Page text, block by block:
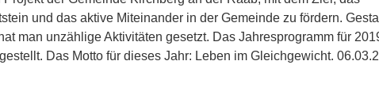
und das aktive Miteinander in der Gemeinde zu fördern.
man unzählige Aktivitäten gesetzt. Das Jahresprogramm für
Das Motto für dieses Jahr: Leben im Gleichgewicht.